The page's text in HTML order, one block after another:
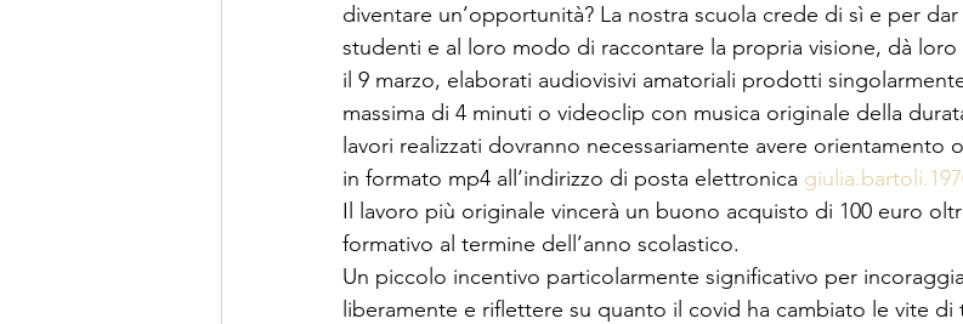
diventare un’opportunità? La nostra scuola crede di sì e per
studenti e al loro modo di raccontare la propria visione, dà loro
il 9 marzo, elaborati audiovisivi amatoriali prodotti
massima di 4 minuti o videoclip con musica originale della
lavori realizzati dovranno necessariamente avere orientamento
in formato mp4 all’indirizzo di posta elettronica
Il lavoro più originale vincerà un buono acquisto di 100 euro
formativo al termine dell’anno scolastico.
Un piccolo incentivo particolarmente significativo per
liberamente e riflettere su quanto il covid ha cambiato le vite